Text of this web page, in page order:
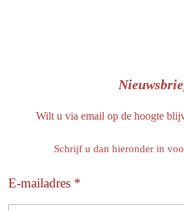
Wilt u via email op de hoogte
Schrijf u dan hieronder in
E-mailadres *